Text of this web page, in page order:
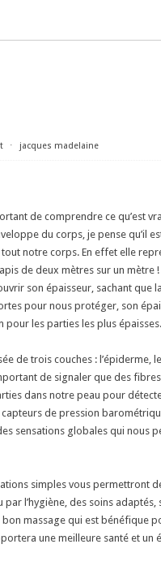
⋅ jacques madelaine
de comprendre ce qu’est
du corps, je pense qu’il
notre corps. En effet elle
de deux mètres sur un mètre
son épaisseur, sachant que
pour nous protéger, son
pour les parties les plus épaisses.
de trois couches : l’épiderme,
de signaler que des
dans notre peau pour
de pression
sensations globales qui nous
simples vous permettront
l’hygiène, des soins
massage qui est bénéfique
une meilleure santé et